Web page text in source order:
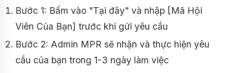
Bước 1: Bấm vào "Tại đây" và nhập [Mã Hội
Viên Của Bạn] trước khi gửi yêu cầu
Bước 2: Admin MPR sẽ nhận và thực hiện yêu
cầu của bạn trong 1-3 ngày làm việc